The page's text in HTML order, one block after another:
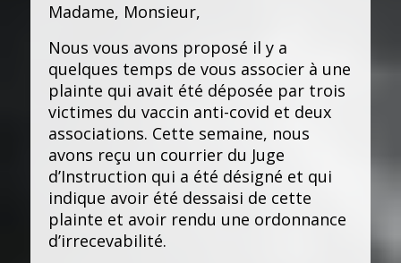
Madame, Monsieur,
Nous vous avons proposé il y a
quelques temps de vous associer à une
plainte qui avait été déposée par trois
victimes du vaccin anti-covid et deux
associations. Cette semaine, nous
avons reçu un courrier du Juge
d’Instruction qui a été désigné et qui
indique avoir été dessaisi de cette
plainte et avoir rendu une ordonnance
d’irrecevabilité.